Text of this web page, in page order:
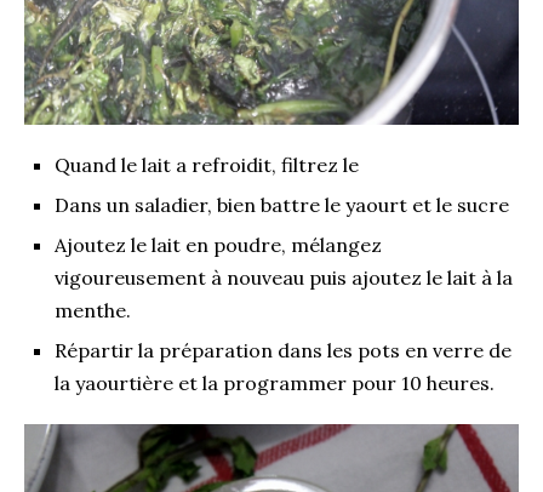
Quand le lait a refroidit, filtrez le
Dans un saladier, bien battre le yaourt et le sucre
Ajoutez le lait en poudre, mélangez
vigoureusement à nouveau puis ajoutez le lait à la
menthe.
Répartir la préparation dans les pots en verre de
la yaourtière et la programmer pour 10 heures.